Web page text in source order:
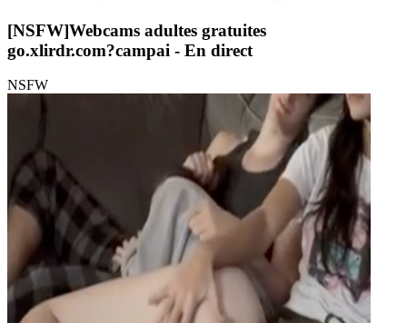
[NSFW]Webcams adultes gratuites
go.xlirdr.com?campai - En direct
NSFW